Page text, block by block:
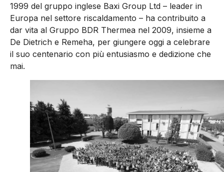
1999 del gruppo inglese Baxi Group Ltd – leader in
Europa nel settore riscaldamento – ha contribuito a
dar vita al Gruppo BDR Thermea nel 2009, insieme a
De Dietrich e Remeha, per giungere oggi a celebrare
il suo centenario con più entusiasmo e dedizione che
mai.